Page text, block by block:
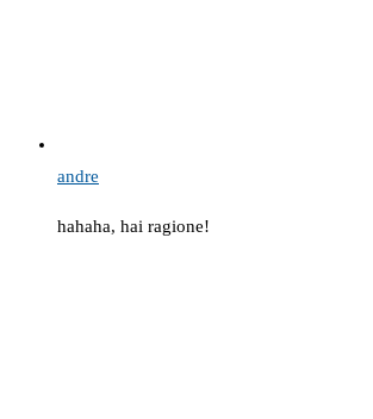
andre
hahaha, hai ragione!